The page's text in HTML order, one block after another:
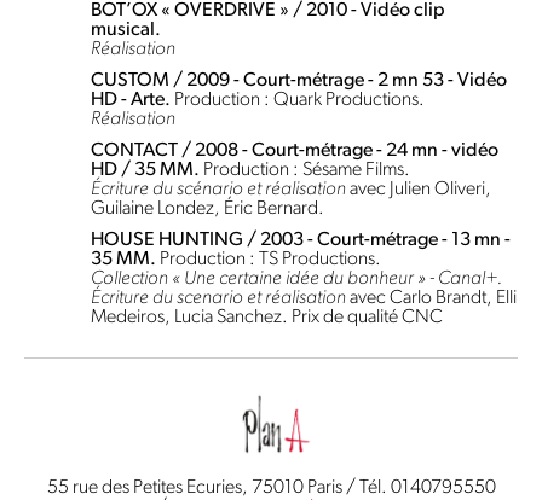
BOT’OX « OVERDRIVE » / 2010 - Vidéo clip
musical.
Réalisation
CUSTOM / 2009 - Court-métrage - 2 mn 53 - Vidéo
HD - Arte. Production : Quark Productions.
Réalisation
CONTACT / 2008 - Court-métrage - 24 mn - vidéo
HD / 35 MM. Production : Sésame Films.
Écriture du scénario et réalisationavec Julien Oliveri,
Guilaine Londez, Éric Bernard.
HOUSE HUNTING / 2003 - Court-métrage - 13 mn -
35 MM. Production : TS Productions.
Collection « Une certaine idée du bonheur » - Canal+.
Écriture du scenario et réalisationavec Carlo Brandt, Elli
Medeiros, Lucia Sanchez. Prix de qualité CNC
55 rue des Petites Ecuries, 75010 Paris / Tél. 0140795550